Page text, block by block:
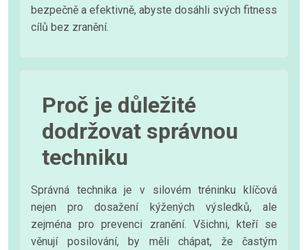
bezpečně a efektivně, abyste dosáhli svých fitness
cílů bez zranění.
Proč je důležité
dodržovat správnou
techniku
Správná technika je v silovém tréninku klíčová
nejen pro dosažení kýžených výsledků, ale
zejména pro prevenci zranění. Všichni, kteří se
věnují posilování, by měli chápat, že častým